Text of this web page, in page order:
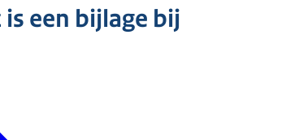
een bijlage bij